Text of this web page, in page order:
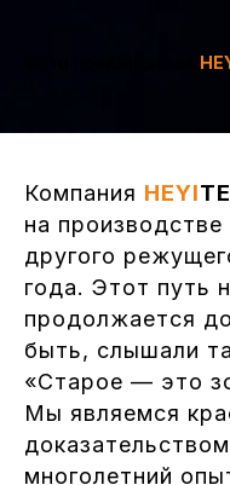
Компания HEYI
на
другого
года. Этот путь
продолжается
быть, слышали
«Старое — это
Мы являемся
многолетний